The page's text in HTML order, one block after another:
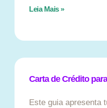
Leia Mais »
Carta de Crédito
Este guia apresenta